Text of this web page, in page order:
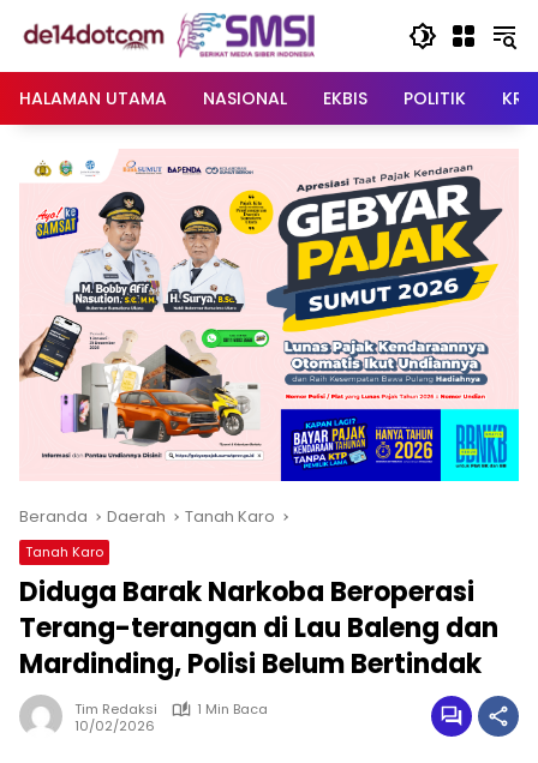
HALAMAN UTAMA
NASIONAL EKBIS POLITIK
Beranda Daerah Tanah Karo
Tanah Karo
Diduga Barak Narkoba Beroperasi
Terang-terangan di Lau Baleng dan
Mardinding, Polisi Belum Bertindak
Tim Redaksi
1 Min Baca
10/02/2026